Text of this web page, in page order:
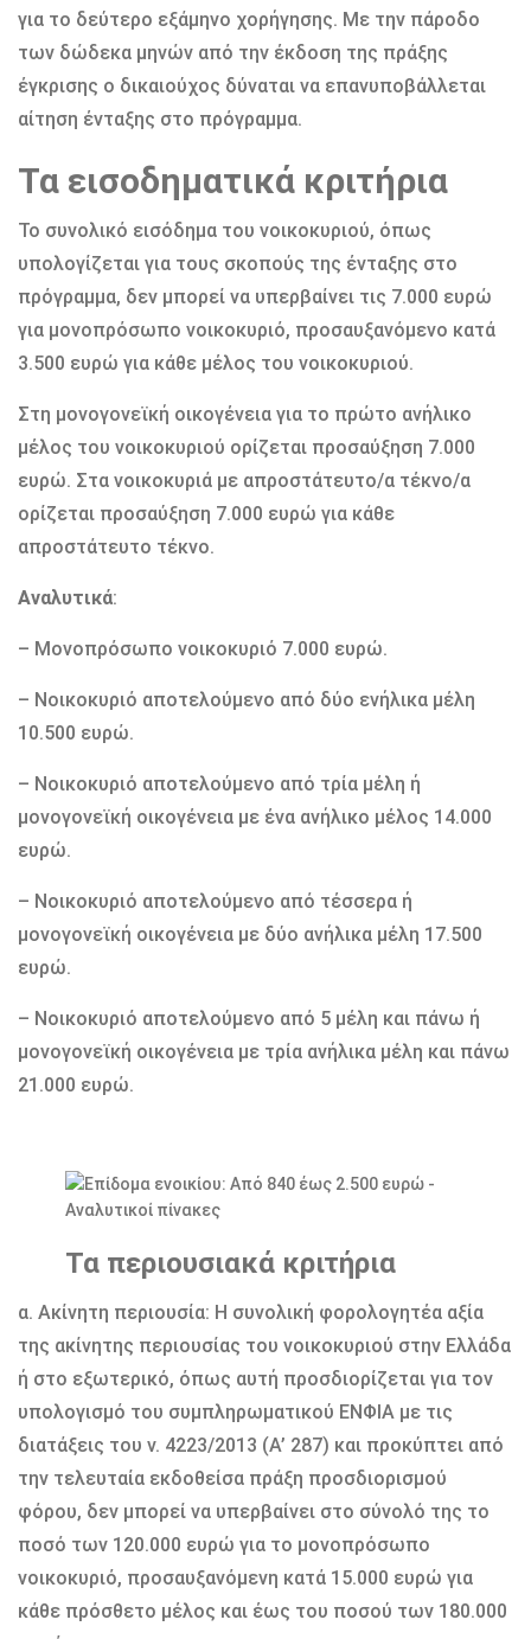
για το δεύτερο εξάμηνο χορήγησης. Με την πάροδο
των δώδεκα μηνών από την έκδοση της πράξης
έγκρισης ο δικαιούχος δύναται να επανυποβάλλεται
αίτηση ένταξης στο πρόγραμμα.
Τα εισοδηματικά κριτήρια
Το συνολικό εισόδημα του νοικοκυριού, όπως
υπολογίζεται για τους σκοπούς της ένταξης στο
πρόγραμμα, δεν μπορεί να υπερβαίνει τις 7.000 ευρώ
για μονοπρόσωπο νοικοκυριό, προσαυξανόμενο κατά
3.500 ευρώ για κάθε μέλος του νοικοκυριού.
Στη μονογονεϊκή οικογένεια για το πρώτο ανήλικο
μέλος του νοικοκυριού ορίζεται προσαύξηση 7.000
ευρώ. Στα νοικοκυριά με απροστάτευτο/α τέκνο/α
ορίζεται προσαύξηση 7.000 ευρώ για κάθε
απροστάτευτο τέκνο.
Αναλυτικά:
– Μονοπρόσωπο νοικοκυριό 7.000 ευρώ.
– Νοικοκυριό αποτελούμενο από δύο ενήλικα μέλη
10.500 ευρώ.
– Νοικοκυριό αποτελούμενο από τρία μέλη ή
μονογονεϊκή οικογένεια με ένα ανήλικο μέλος 14.000
ευρώ.
– Νοικοκυριό αποτελούμενο από τέσσερα ή
μονογονεϊκή οικογένεια με δύο ανήλικα μέλη 17.500
ευρώ.
– Νοικοκυριό αποτελούμενο από 5 μέλη και πάνω ή
μονογονεϊκή οικογένεια με τρία ανήλικα μέλη και πάνω
21.000 ευρώ.
Τα περιουσιακά κριτήρια
α. Ακίνητη περιουσία: Η συνολική φορολογητέα αξία
της ακίνητης περιουσίας του νοικοκυριού στην Ελλάδα
ή στο εξωτερικό, όπως αυτή προσδιορίζεται για τον
υπολογισμό του συμπληρωματικού ΕΝΦΙΑ με τις
διατάξεις του ν. 4223/2013 (Α’ 287) και προκύπτει από
την τελευταία εκδοθείσα πράξη προσδιορισμού
φόρου, δεν μπορεί να υπερβαίνει στο σύνολό της το
ποσό των 120.000 ευρώ για το μονοπρόσωπο
νοικοκυριό, προσαυξανόμενη κατά 15.000 ευρώ για
κάθε πρόσθετο μέλος και έως του ποσού των 180.000